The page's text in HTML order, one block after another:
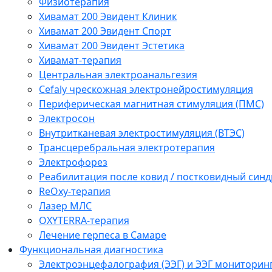
Хивамат 200 Эвидент Клиник
Хивамат 200 Эвидент Спорт
Хивамат 200 Эвидент Эстетика
Хивамат-терапия
Центральная электроанальгезия
Cefaly чреcкожная электронейростимуляция
Периферическая магнитная стимуляция (ПМС)
Электросон
Внутритканевая электростимуляция (ВТЭС)
Трансцеребральная электротерапия
Электрофорез
Реабилитация после ковид / постковидный
ReOxy-терапия
Лазер МЛС
OXYTERRA-терапия
Лечение герпеса в Самаре
Функциональная диагностика
Электроэнцефалография (ЭЭГ) и ЭЭГ